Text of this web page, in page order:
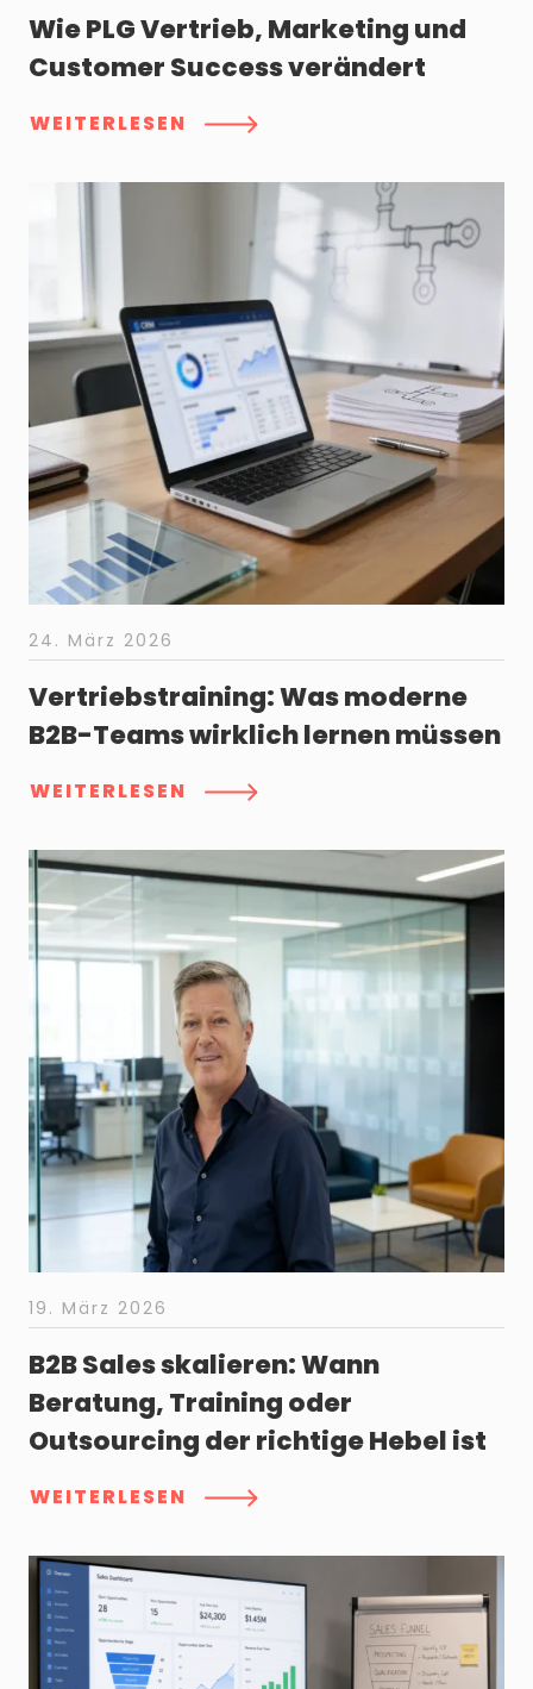
Wie PLG Vertrieb, Marketing und
Customer Success verändert
WEITERLESEN
24. März 2026
Vertriebstraining: Was moderne
B2B-Teams wirklich lernen müssen
WEITERLESEN
19. März 2026
B2B Sales skalieren: Wann
Beratung, Training oder
Outsourcing der richtige Hebel ist
WEITERLESEN